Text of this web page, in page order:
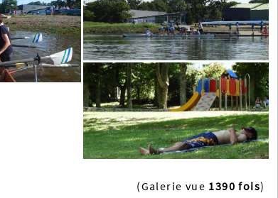
(Galerie vue 1390 fois)